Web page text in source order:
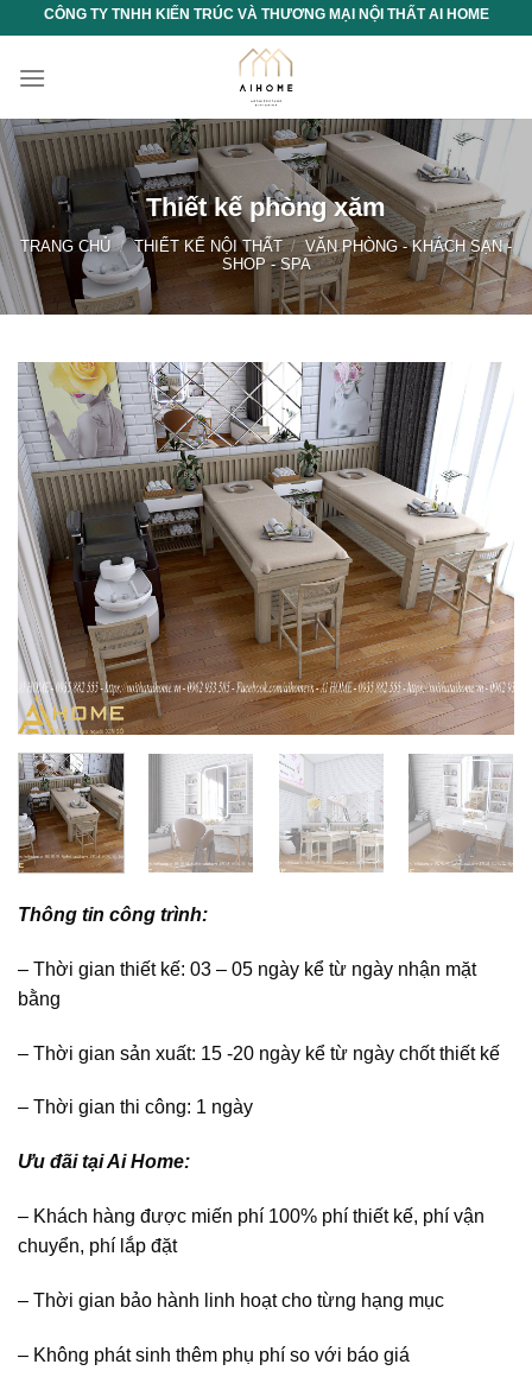
Chuyển
nội
CÔNG TY TNHH KIẾN TRÚC VÀ THƯƠNG MẠI NỘI THẤT AI HOME
Thiết kế phòng xăm
TRANG CHỦ / THIẾT KẾ NỘI THẤT / VĂN PHÒNG - KHÁCH SẠN -
SHOP - SPA
Thông tin công trình:
– Thời gian thiết kế: 03 – 05 ngày kể từ ngày nhận mặt
bằng
– Thời gian sản xuất: 15 -20 ngày kể từ ngày chốt thiết kế
– Thời gian thi công: 1 ngày
Ưu đãi tại Ai Home:
– Khách hàng được miến phí 100% phí thiết kế, phí vận
chuyển, phí lắp đặt
– Thời gian bảo hành linh hoạt cho từng hạng mục
– Không phát sinh thêm phụ phí so với báo giá